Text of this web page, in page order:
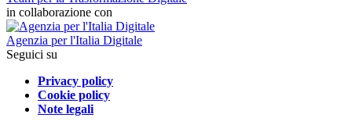
in collaborazione con
Agenzia per l'Italia Digitale
Seguici su
Privacy policy
Cookie policy
Note legali